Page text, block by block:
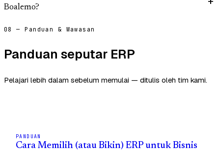
Boalemo?
08 — Panduan & Wawasan
Panduan seputar ERP
Pelajari lebih dalam sebelum memulai — ditulis oleh tim kami.
PANDUAN
Cara Memilih (atau Bikin) ERP untuk Bisnis